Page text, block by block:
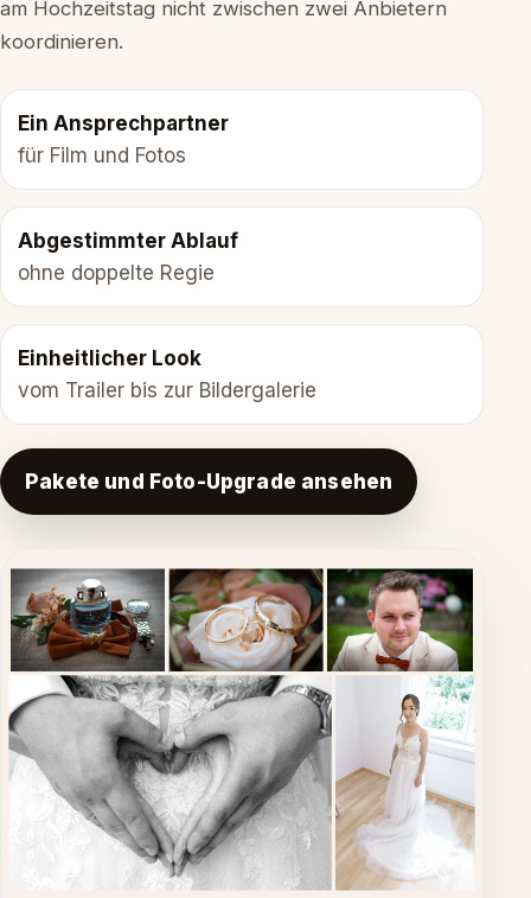
am Hochzeitstag nicht zwischen zwei Anbietern
koordinieren.
Ein Ansprechpartner
für Film und Fotos
Abgestimmter Ablauf
ohne doppelte Regie
Einheitlicher Look
vom Trailer bis zur Bildergalerie
Pakete und Foto-Upgrade ansehen